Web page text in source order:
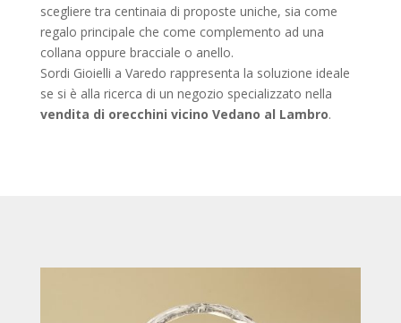
scegliere tra centinaia di proposte uniche, sia come
regalo principale che come complemento ad una
collana oppure bracciale o anello.
Sordi Gioielli a Varedo rappresenta la soluzione ideale
se si è alla ricerca di un negozio specializzato nella
vendita di orecchini vicino Vedano al Lambro.